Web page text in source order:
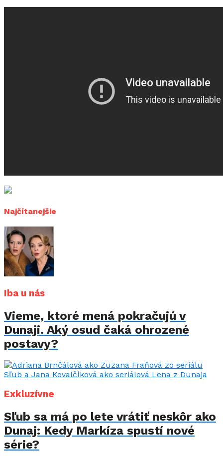
Najčítanejšie
Iba u nás
Vieme, ktoré mená pokračujú v
Dunaji. Aký osud čaká ohrozené
postavy?
Exkluzívne
Sľub sa má po lete vrátiť neskôr ako
Dunaj: Kedy Markíza spustí nové
série?